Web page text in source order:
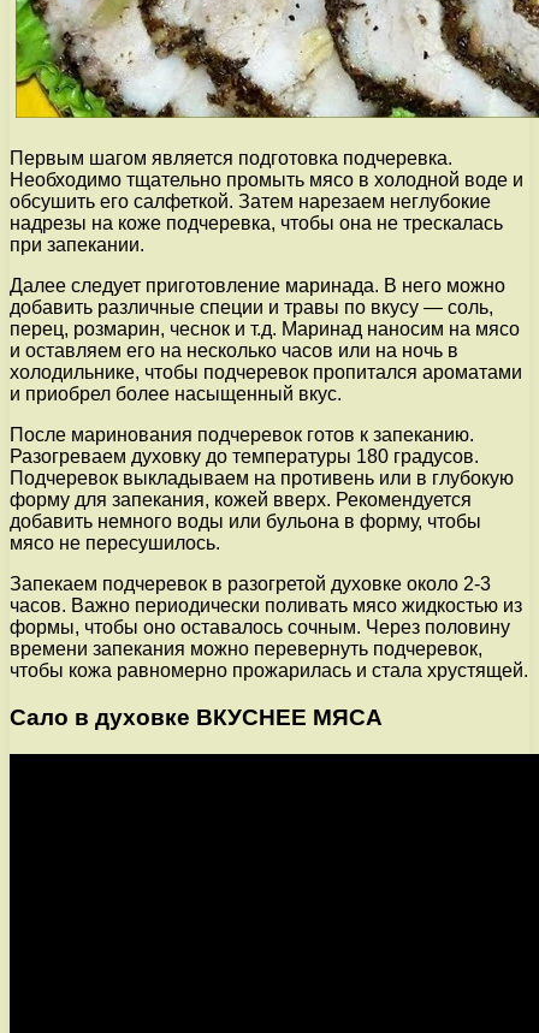
Первым шагом является подготовка подчеревка.
Необходимо тщательно промыть мясо в холодной воде и
обсушить его салфеткой. Затем нарезаем неглубокие
надрезы на коже подчеревка, чтобы она не трескалась
при запекании.
Далее следует приготовление маринада. В него можно
добавить различные специи и травы по вкусу — соль,
перец, розмарин, чеснок и т.д. Маринад наносим на мясо
и оставляем его на несколько часов или на ночь в
холодильнике, чтобы подчеревок пропитался ароматами
и приобрел более насыщенный вкус.
После маринования подчеревок готов к запеканию.
Разогреваем духовку до температуры 180 градусов.
Подчеревок выкладываем на противень или в глубокую
форму для запекания, кожей вверх. Рекомендуется
добавить немного воды или бульона в форму, чтобы
мясо не пересушилось.
Запекаем подчеревок в разогретой духовке около 2-3
часов. Важно периодически поливать мясо жидкостью из
формы, чтобы оно оставалось сочным. Через половину
времени запекания можно перевернуть подчеревок,
чтобы кожа равномерно прожарилась и стала хрустящей.
Сало в духовке ВКУСНЕЕ МЯСА